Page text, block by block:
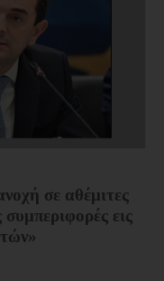
σε αθέμιτες
εις